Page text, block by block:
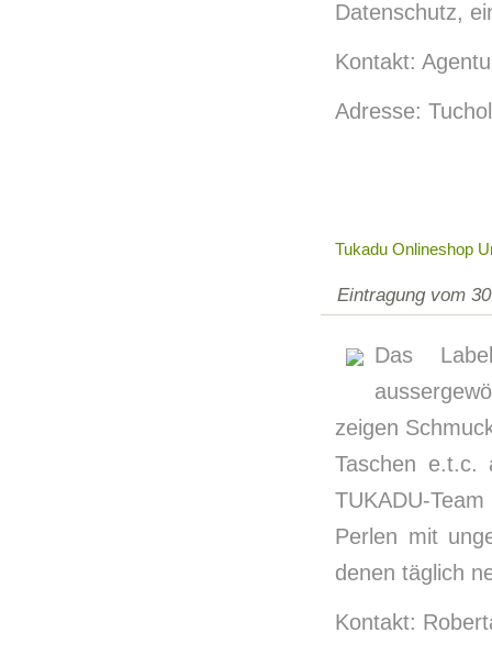
Datenschutz,
Kontakt:
Adresse:
Tukadu Onlineshop
Eintragung vom
Das
zeigen
Taschen e.t.c.
TUKADU-
Perlen mit
denen täglich
Kontakt: